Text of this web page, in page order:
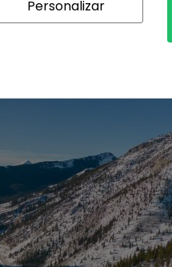
e verticais para
Personalizar